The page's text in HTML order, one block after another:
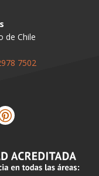
de Chile
7502